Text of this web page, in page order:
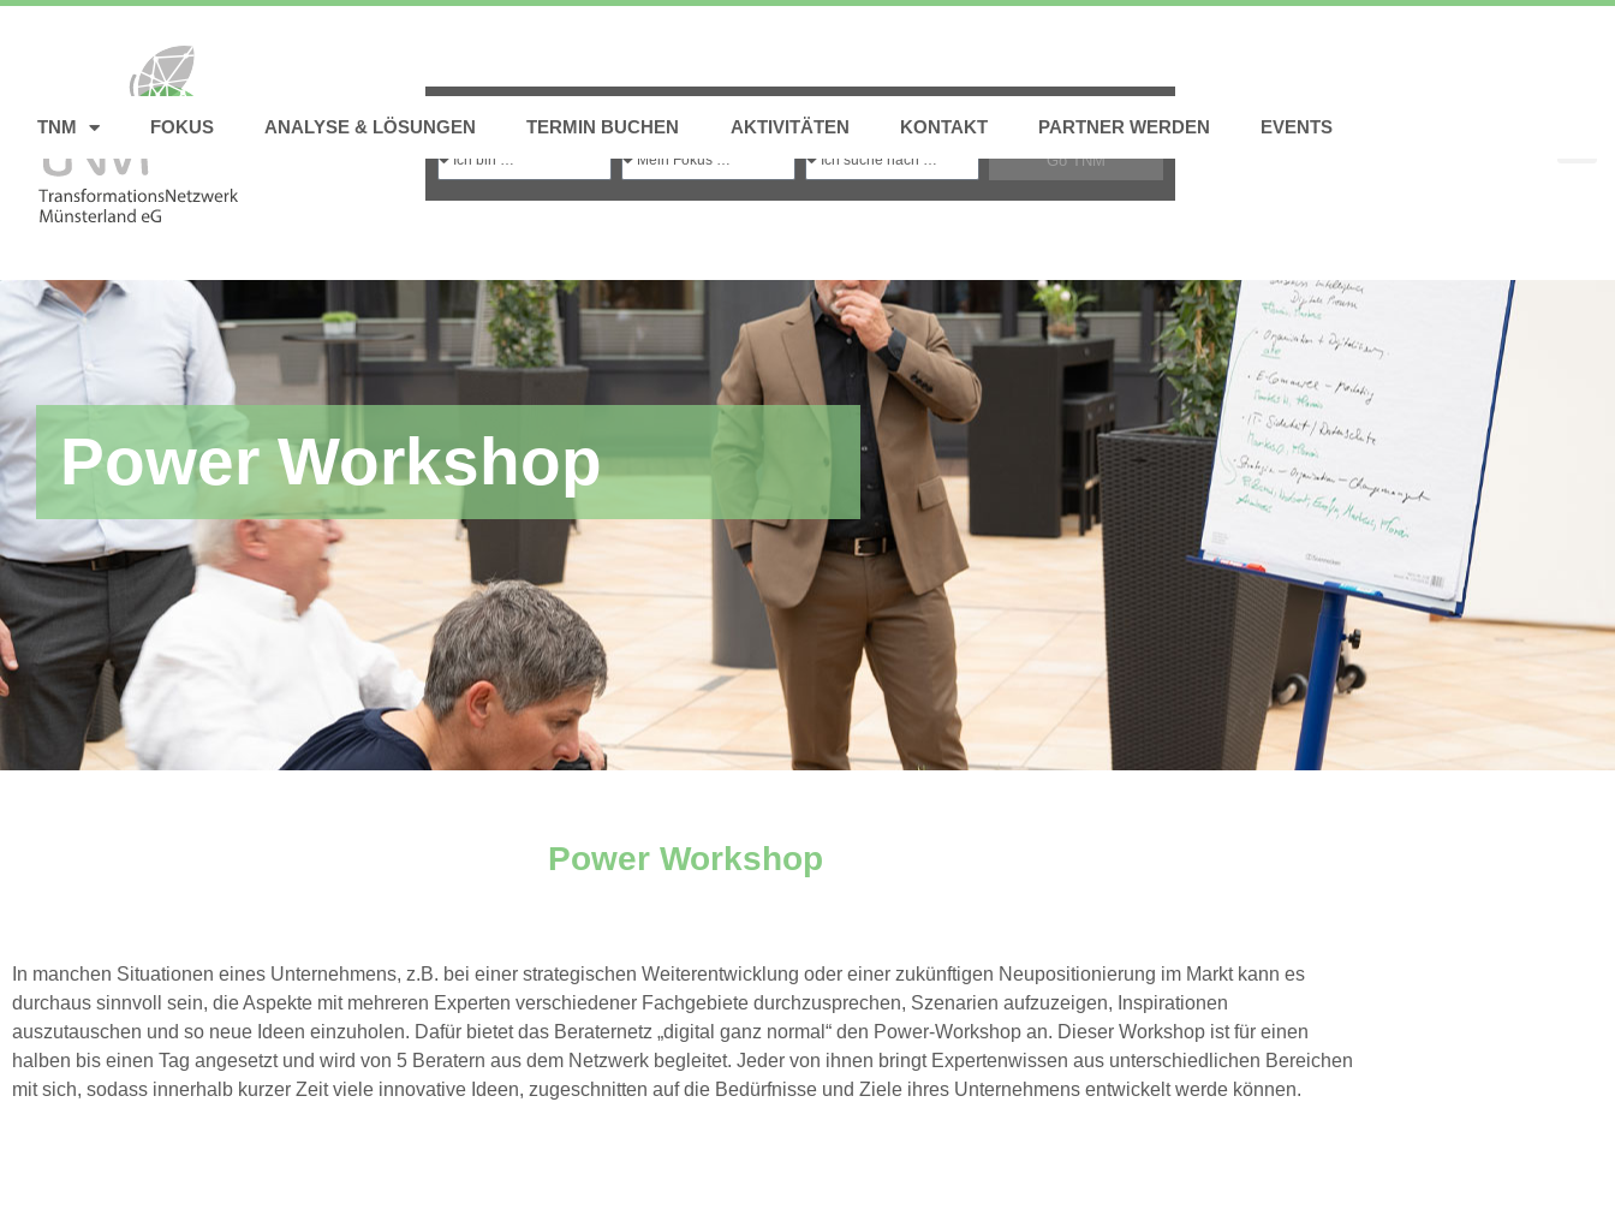
Go TNM
TNM FOKUS ANALYSE & LÖSUNGEN TERMIN BUCHEN AKTIVITÄTEN KONTAKT PARTNER WERDEN EVENTS
Power Workshop
Power Workshop
In manchen Situationen eines Unternehmens, z.B. bei einer strategischen Weiterentwicklung oder einer zukünftigen Neupositionierung im Markt kann es
durchaus sinnvoll sein, die Aspekte mit mehreren Experten verschiedener Fachgebiete durchzusprechen, Szenarien aufzuzeigen, Inspirationen
auszutauschen und so neue Ideen einzuholen. Dafür bietet das Beraternetz „digital ganz normal“ den Power-Workshop an. Dieser Workshop ist für einen
halben bis einen Tag angesetzt und wird von 5 Beratern aus dem Netzwerk begleitet. Jeder von ihnen bringt Expertenwissen aus unterschiedlichen Bereichen
mit sich, sodass innerhalb kurzer Zeit viele innovative Ideen, zugeschnitten auf die Bedürfnisse und Ziele ihres Unternehmens entwickelt werde können.